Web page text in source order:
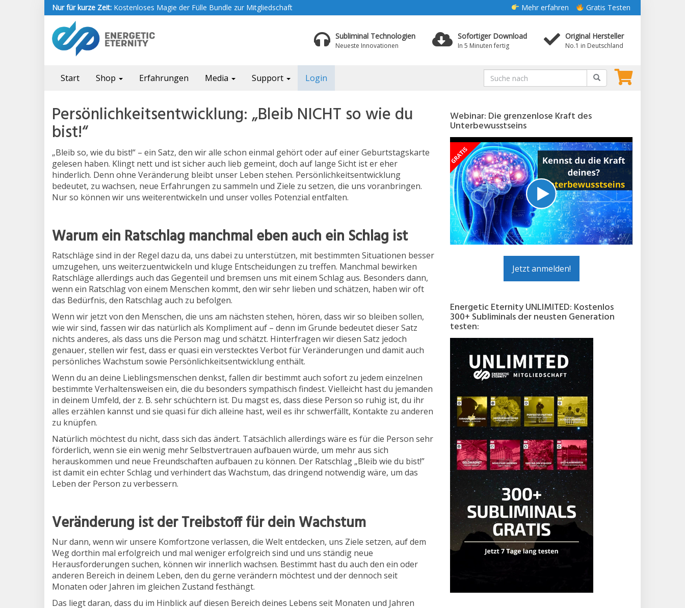
Nur für kurze Zeit: Kostenloses Magie der Fülle Bundle zur Mitgliedschaft Mehr erfahren Gratis Testen
Subliminal Technologien
Neueste Innovationen
Sofortiger Download
In 5 Minuten fertig
Original Hersteller
No.1 in Deutschland
Start Shop Erfahrungen Media Support Login
Persönlichkeitsentwicklung: „Bleib NICHT so wie du
bist!“
„Bleib so, wie du bist!“ – ein Satz, den wir alle schon einmal gehört oder auf einer Geburtstagskarte
gelesen haben. Klingt nett und ist sicher auch lieb gemeint, doch auf lange Sicht ist er eher
hinderlich. Denn ohne Veränderung bleibt unser Leben stehen. Persönlichkeitsentwicklung
bedeutet, zu wachsen, neue Erfahrungen zu sammeln und Ziele zu setzen, die uns voranbringen.
Nur so können wir uns weiterentwickeln und unser volles Potenzial entfalten.
Warum ein Ratschlag manchmal eben auch ein Schlag ist
Ratschläge sind in der Regel dazu da, uns dabei zu unterstützen, mit bestimmten Situationen besser
umzugehen, uns weiterzuentwickeln und kluge Entscheidungen zu treffen. Manchmal bewirken
Ratschläge allerdings auch das Gegenteil und bremsen uns mit einem Schlag aus. Besonders dann,
wenn ein Ratschlag von einem Menschen kommt, den wir sehr lieben und schätzen, haben wir oft
das Bedürfnis, den Ratschlag auch zu befolgen.
Wenn wir jetzt von den Menschen, die uns am nächsten stehen, hören, dass wir so bleiben sollen,
wie wir sind, fassen wir das natürlich als Kompliment auf – denn im Grunde bedeutet dieser Satz
nichts anderes, als dass uns die Person mag und schätzt. Hinterfragen wir diesen Satz jedoch
genauer, stellen wir fest, dass er quasi ein verstecktes Verbot für Veränderungen und damit auch
persönliches Wachstum sowie Persönlichkeitsentwicklung enthält.
Wenn du an deine Lieblingsmenschen denkst, fallen dir bestimmt auch sofort zu jedem einzelnen
bestimmte Verhaltensweisen ein, die du besonders sympathisch findest. Vielleicht hast du jemanden
in deinem Umfeld, der z. B. sehr schüchtern ist. Du magst es, dass diese Person so ruhig ist, du ihr
alles erzählen kannst und sie quasi für dich alleine hast, weil es ihr schwerfällt, Kontakte zu anderen
zu knüpfen.
Natürlich möchtest du nicht, dass sich das ändert. Tatsächlich allerdings wäre es für die Person sehr
förderlich, wenn sie ein wenig mehr Selbstvertrauen aufbauen würde, um mehr aus sich
herauskommen und neue Freundschaften aufbauen zu können. Der Ratschlag „Bleib wie du bist!”
ist damit ein echter Schlag und verhindert das Wachstum, das dringend notwendig wäre, um das
Leben der Person zu verbessern.
Veränderung ist der Treibstoff für dein Wachstum
Nur dann, wenn wir unsere Komfortzone verlassen, die Welt entdecken, uns Ziele setzen, auf dem
Weg dorthin mal erfolgreich und mal weniger erfolgreich sind und uns ständig neue
Herausforderungen suchen, können wir innerlich wachsen. Bestimmt hast du auch den ein oder
anderen Bereich in deinem Leben, den du gerne verändern möchtest und der dennoch seit
Monaten oder Jahren im gleichen Zustand festhängt.
Das liegt daran, dass du im Hinblick auf diesen Bereich deines Lebens seit Monaten und Jahren
Webinar: Die grenzenlose Kraft des
Unterbewusstseins
Jetzt anmelden!
Energetic Eternity UNLIMITED: Kostenlos
300+ Subliminals der neusten Generation
testen: